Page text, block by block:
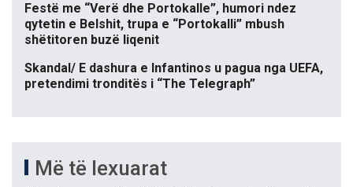
Festë me “Verë dhe Portokalle”, humori ndez
qytetin e Belshit, trupa e “Portokalli” mbush
shëtitoren buzë liqenit
Skandal/ E dashura e Infantinos u pagua nga UEFA,
pretendimi tronditës i “The Telegraph”
Më të lexuarat